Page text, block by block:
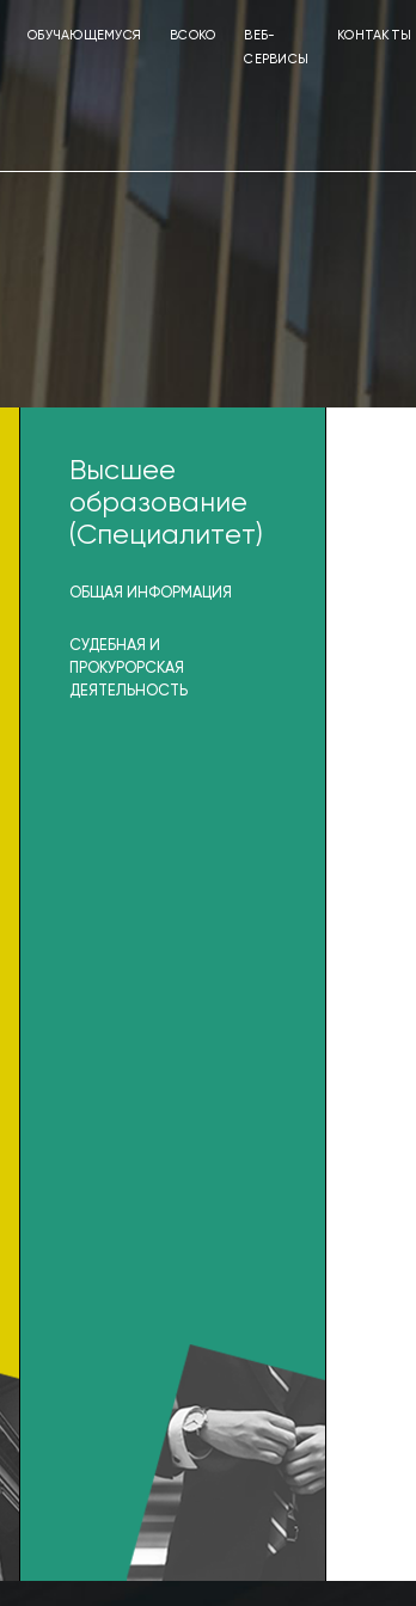
ОБУЧАЮЩЕМУСЯ ВСОКО
ВЕБ-
СЕРВИСЫ
КОНТАКТЫ
Высшее
образование
(Специалитет)
ОБЩАЯ ИНФОРМАЦИЯ
СУДЕБНАЯ И
ПРОКУРОРСКАЯ
ДЕЯТЕЛЬНОСТЬ